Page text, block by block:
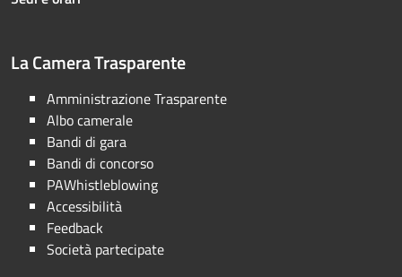
La Camera Trasparente
Amministrazione Trasparente
Albo camerale
Bandi di gara
Bandi di concorso
PAWhistleblowing
Accessibilità
Feedback
Società partecipate